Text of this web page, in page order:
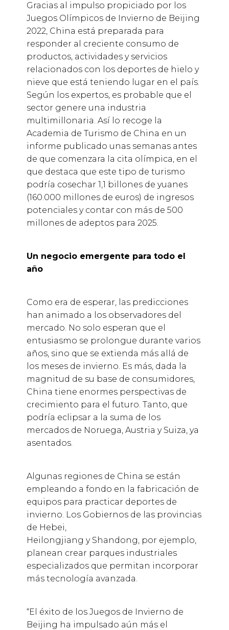
Gracias al impulso propiciado por los
Juegos Olímpicos de Invierno de Beijing
2022, China está preparada para
responder al creciente consumo de
productos, actividades y servicios
relacionados con los deportes de hielo y
nieve que está teniendo lugar en el país.
Según los expertos, es probable que el
sector genere una industria
multimillonaria. Así lo recoge la
Academia de Turismo de China en un
informe publicado unas semanas antes
de que comenzara la cita olímpica, en el
que destaca que este tipo de turismo
podría cosechar 1,1 billones de yuanes
(160.000 millones de euros) de ingresos
potenciales y contar con más de 500
millones de adeptos para 2025.
Un negocio emergente para todo el
año
Como era de esperar, las predicciones
han animado a los observadores del
mercado. No solo esperan que el
entusiasmo se prolongue durante varios
años, sino que se extienda más allá de
los meses de invierno. Es más, dada la
magnitud de su base de consumidores,
China tiene enormes perspectivas de
crecimiento para el futuro. Tanto, que
podría eclipsar a la suma de los
mercados de Noruega, Austria y Suiza, ya
asentados.
Algunas regiones de China se están
empleando a fondo en la fabricación de
equipos para practicar deportes de
invierno. Los Gobiernos de las provincias
de Hebei,
Heilongjiang y Shandong, por ejemplo,
planean crear parques industriales
especializados que permitan incorporar
más tecnología avanzada.
“El éxito de los Juegos de Invierno de
Beijing ha impulsado aún más el